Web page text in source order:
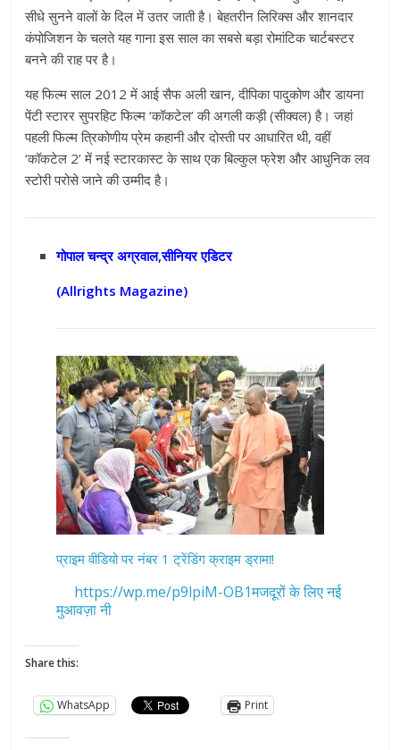
सीधे सुनने वालों के दिल में उतर जाती है। बेहतरीन लिरिक्स और शानदार
कंपोजिशन के चलते यह गाना इस साल का सबसे बड़ा रोमांटिक चार्टबस्टर
बनने की राह पर है।
यह फिल्म साल 2012 में आई सैफ अली खान, दीपिका पादुकोण और डायना
पेंटी स्टारर सुपरहिट फिल्म ‘कॉकटेल’ की अगली कड़ी (सीक्वल) है। जहां
पहली फिल्म त्रिकोणीय प्रेम कहानी और दोस्ती पर आधारित थी, वहीं
‘कॉकटेल 2’ में नई स्टारकास्ट के साथ एक बिल्कुल फ्रेश और आधुनिक लव
स्टोरी परोसे जाने की उम्मीद है।
गोपाल चन्द्र अग्रवाल,सीनियर एडिटर
(Allrights Magazine)
प्राइम वीडियो पर नंबर 1 ट्रेंडिंग क्राइम ड्रामा!
https://wp.me/p9lpiM-OB1मजदूरों के लिए नई
मुआवज़ा नी
Share this:
WhatsApp Print